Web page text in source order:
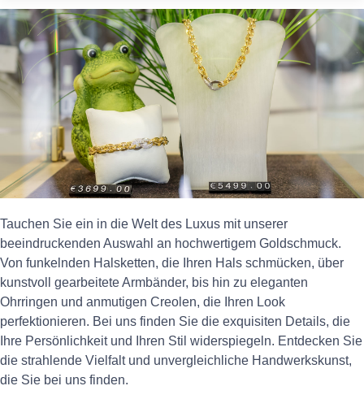
Tauchen Sie ein in die Welt des Luxus mit unserer
beeindruckenden Auswahl an hochwertigem Goldschmuck.
Von funkelnden Halsketten, die Ihren Hals schmücken, über
kunstvoll gearbeitete Armbänder, bis hin zu eleganten
Ohrringen und anmutigen Creolen, die Ihren Look
perfektionieren. Bei uns finden Sie die exquisiten Details, die
Ihre Persönlichkeit und Ihren Stil widerspiegeln. Entdecken Sie
die strahlende Vielfalt und unvergleichliche Handwerkskunst,
die Sie bei uns finden.